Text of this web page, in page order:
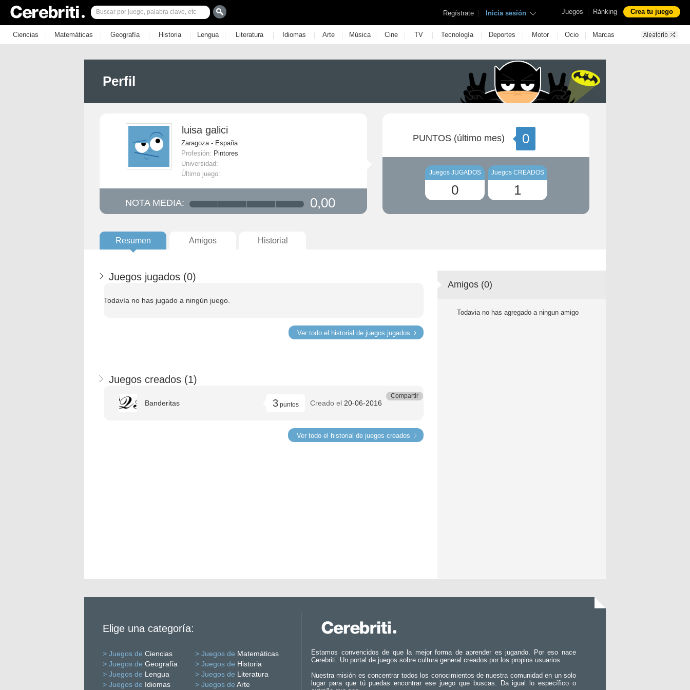
Juegos | Ránking Crea tu juego
Regístrate | Inicia sesión
Ciencias | Matemáticas | Geografía | Historia | Lengua | Literatura | Idiomas | Arte | Música | Cine | TV | Tecnología | Deportes | Motor | Ocio | Marcas
Perfil
luisa galici
Zaragoza - España
Profesión: Pintores
Universidad:
Último juego:
NOTA MEDIA: 0,00
PUNTOS (último mes) 0
Juegos JUGADOS
0
Juegos CREADOS
1
Resumen Amigos Historial
Juegos jugados (0)
Todavía no has jugado a ningún juego.
Ver todo el historial de juegos jugados
Juegos creados (1)
Banderitas 3puntos Creado el 20-06-2016
Compartir
Ver todo el historial de juegos creados
Amigos (0)
Todavia no has agregado a ningun amigo
Elige una categoría:
> Juegos de Ciencias > Juegos de Matemáticas
> Juegos de Geografía > Juegos de Historia
> Juegos de Lengua > Juegos de Literatura
> Juegos de Idiomas > Juegos de Arte
Estamos convencidos de que la mejor forma de aprender es jugando. Por eso nace
Cerebriti. Un portal de juegos sobre cultura general creados por los propios usuarios.
Nuestra misión es concentrar todos los conocimientos de nuestra comunidad en un solo
lugar para que tú puedas encontrar ese juego que buscas. Da igual lo específico o